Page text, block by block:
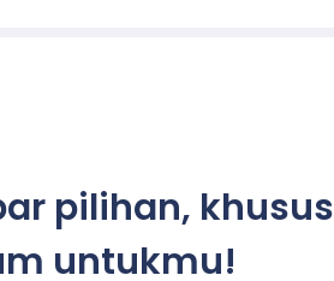
pilihan, khusus
untukmu!